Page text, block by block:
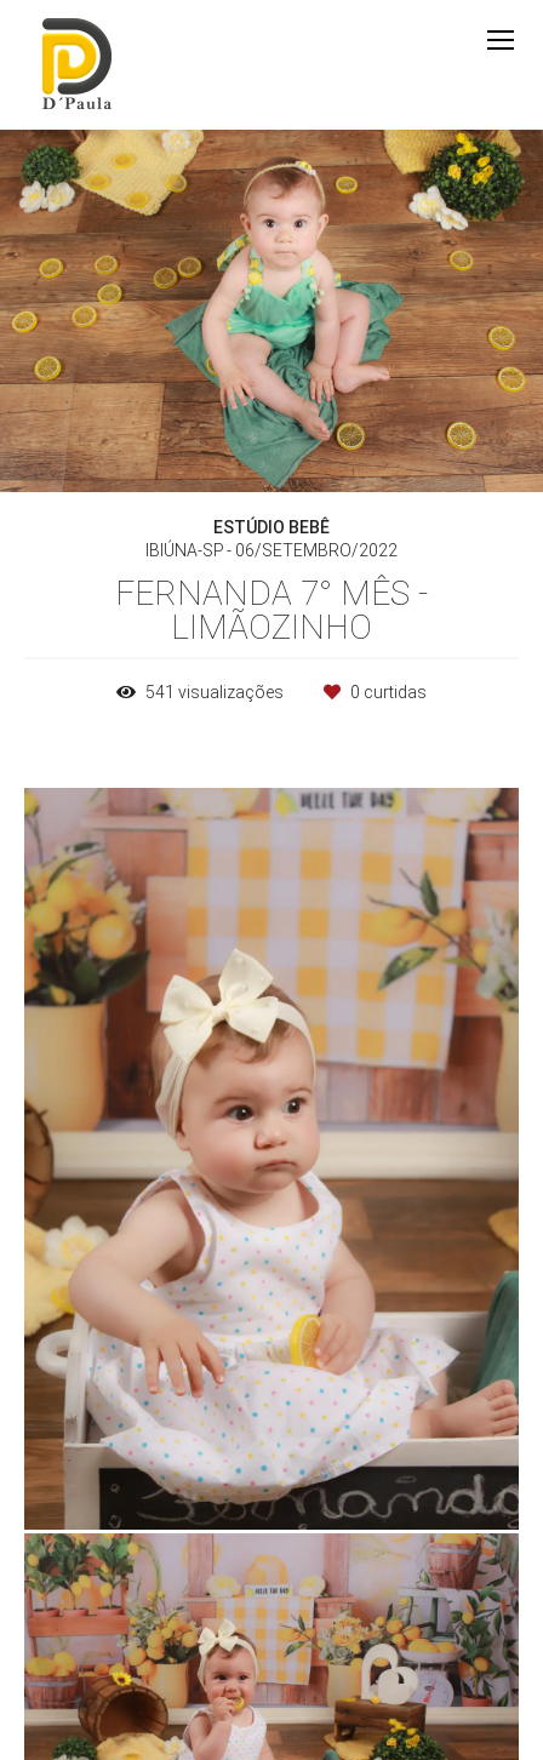
ESTÚDIO BEBÊ
IBIÚNA-SP
06/SETEMBRO/2022
FERNANDA 7° MÊS -
LIMÃOZINHO
541 visualizações 0 curtidas